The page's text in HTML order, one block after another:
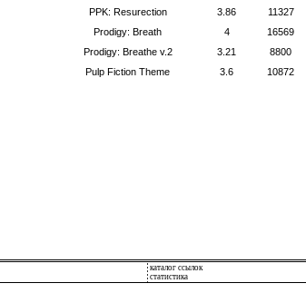
PPK: Resurection
3.86
11327
Prodigy: Breath
4
16569
Prodigy: Breathe v.2
3.21
8800
Pulp Fiction Theme
3.6 10872
каталог ссылок
статистика